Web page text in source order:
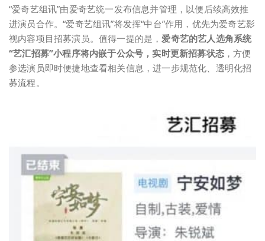
“爱奇艺组讯”由爱奇艺统一发布信息并管理，以便后续高效推
进演员合作。“爱奇艺组讯”将发挥“中台”作用，优先为爱奇艺影
视内容项目招募演员。值得一提的是，爱奇艺的艺人选角系统
“艺汇招募”小程序将内嵌于公众号，实时更新招募状态 ，方便
参选演员即时便捷地查看相关信息，进一步规范化、透明化招
募流程。